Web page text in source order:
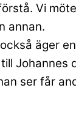
Vi
annan.
äger
Johannes
ser får